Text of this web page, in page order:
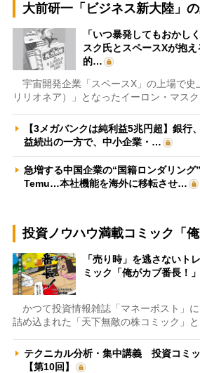
大前研一「ビジネス新大陸」
「いつ暴発してもおかし
スク氏とスペースXが抱
的…
宇宙開発企業「スペースX」の上場で史
リリオネア）」となったイーロン・マス
【3メガバンクは純利益5兆円超】銀行
益続出の一方で、中小企業・…
急増する中国企業の“国籍ロンダリン
Temu…本社機能を海外に移転させ…
投資ノウハウ満載コミック「俺
「売り時」を逃さない
ミック「俺がカブ番長！
かつて投資情報雑誌「マネーポスト」
詰め込まれた「天下無敵の株コミック」
テクニカル分析・集中講義 投資コミッ
【第10回】